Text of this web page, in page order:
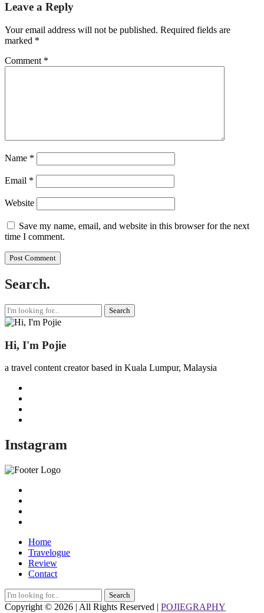
Leave a Reply
Your email address will not be published. Required fields are
marked *
Comment *
Name *
Email *
Website
Save my name, email, and website in this browser for the next
time I comment.
Search.
Search
for:
Hi, I'm Pojie
a travel content creator based in Kuala Lumpur, Malaysia
Instagram
Home
Travelogue
Review
Contact
Search
for:
Copyright © 2026 | All Rights Reserved | POJIEGRAPHY